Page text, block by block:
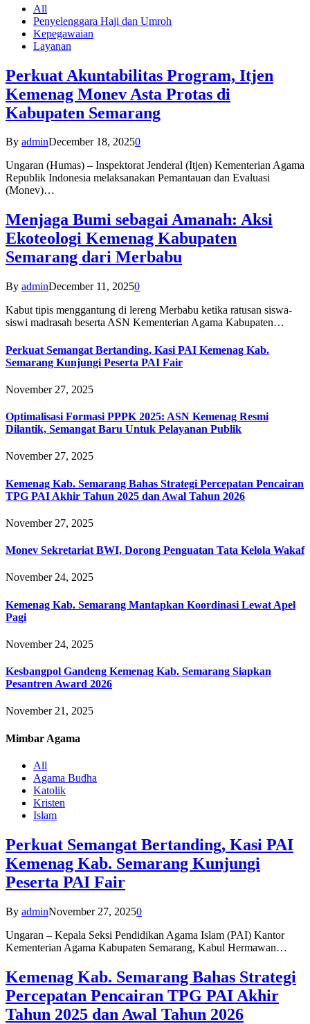
All
Penyelenggara Haji dan Umroh
Kepegawaian
Layanan
Perkuat Akuntabilitas Program, Itjen
Kemenag Monev Asta Protas di
Kabupaten Semarang
By adminDecember 18, 20250
Ungaran (Humas) – Inspektorat Jenderal (Itjen) Kementerian Agama
Republik Indonesia melaksanakan Pemantauan dan Evaluasi
(Monev)…
Menjaga Bumi sebagai Amanah: Aksi
Ekoteologi Kemenag Kabupaten
Semarang dari Merbabu
By adminDecember 11, 20250
Kabut tipis menggantung di lereng Merbabu ketika ratusan siswa-
siswi madrasah beserta ASN Kementerian Agama Kabupaten…
Perkuat Semangat Bertanding, Kasi PAI Kemenag Kab.
Semarang Kunjungi Peserta PAI Fair
November 27, 2025
Optimalisasi Formasi PPPK 2025: ASN Kemenag Resmi
Dilantik, Semangat Baru Untuk Pelayanan Publik
November 27, 2025
Kemenag Kab. Semarang Bahas Strategi Percepatan Pencairan
TPG PAI Akhir Tahun 2025 dan Awal Tahun 2026
November 27, 2025
Monev Sekretariat BWI, Dorong Penguatan Tata Kelola Wakaf
November 24, 2025
Kemenag Kab. Semarang Mantapkan Koordinasi Lewat Apel
Pagi
November 24, 2025
Kesbangpol Gandeng Kemenag Kab. Semarang Siapkan
Pesantren Award 2026
November 21, 2025
Mimbar Agama
All
Agama Budha
Katolik
Kristen
Islam
Perkuat Semangat Bertanding, Kasi PAI
Kemenag Kab. Semarang Kunjungi
Peserta PAI Fair
By adminNovember 27, 20250
Ungaran – Kepala Seksi Pendidikan Agama Islam (PAI) Kantor
Kementerian Agama Kabupaten Semarang, Kabul Hermawan…
Kemenag Kab. Semarang Bahas Strategi
Percepatan Pencairan TPG PAI Akhir
Tahun 2025 dan Awal Tahun 2026